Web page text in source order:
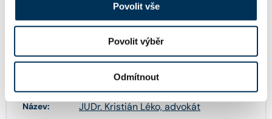
Povolit vše
Povolit výběr
Odmítnout
+420604367456
Název: JUDr. Kristián Léko, advokát